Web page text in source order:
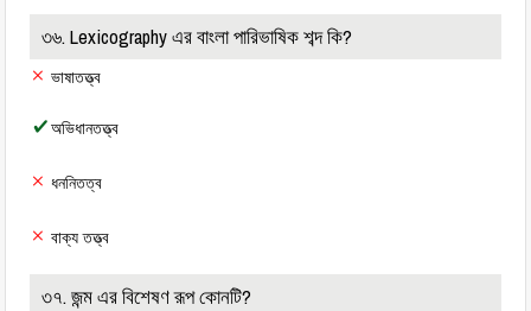
৩৬. Lexicography এর বাংলা পারিভাষিক শব্দ কি?
ভাষাতত্ত্ব
অভিধানতত্ত্ব
ধননিতত্ব
বাক্য তত্ত্ব
৩৭. জন্ম এর বিশেষণ রূপ কোনটি?